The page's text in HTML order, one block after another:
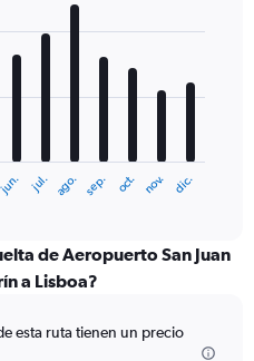
jun. jul. ago. sep. oct. nov. dic.
de Aeropuerto San Juan
a Lisboa?
esta ruta tienen un precio